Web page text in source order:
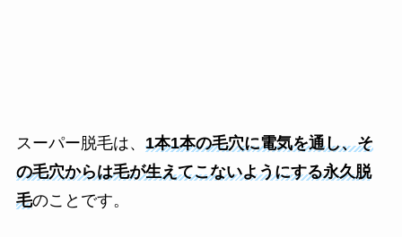
スーパー脱毛は、 1本1本の毛穴に電気を通し、そ
の毛穴からは毛が生えてこないようにする永久脱
毛のことです。